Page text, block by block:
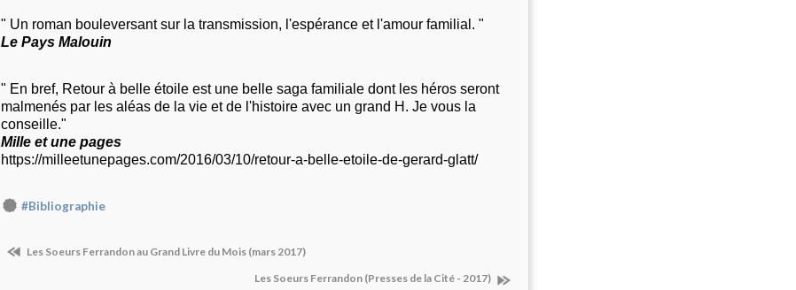
" Un roman bouleversant sur la transmission, l'espérance et l'amour familial. "
Le Pays Malouin
" En bref, Retour à belle étoile est une belle saga familiale dont les héros seront
malmenés par les aléas de la vie et de l'histoire avec un grand H. Je vous la
conseille."
Mille et une pages
https://milleetunepages.com/2016/03/10/retour-a-belle-etoile-de-gerard-glatt/
#Bibliographie
Les Soeurs Ferrandon au Grand Livre du Mois (mars 2017)
Les Soeurs Ferrandon (Presses de la Cité - 2017)